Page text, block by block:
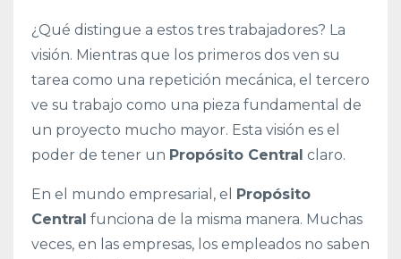
¿Qué distingue a estos tres trabajadores? La
visión. Mientras que los primeros dos ven su
tarea como una repetición mecánica, el tercero
ve su trabajo como una pieza fundamental de
un proyecto mucho mayor. Esta visión es el
poder de tener un Propósito Central claro.
En el mundo empresarial, el Propósito
Central funciona de la misma manera. Muchas
veces, en las empresas, los empleados no saben